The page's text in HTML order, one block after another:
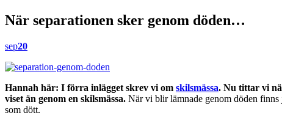
När separationen sker genom döden…
sep20
Hannah här: I förra inlägget skrev vi om skilsmässa. Nu tittar vi
viset än genom en skilsmässa. När vi blir lämnade genom döden finns
som dött.